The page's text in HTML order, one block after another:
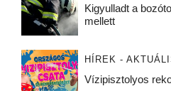
Kigyulladt a
mellett
HÍREK -
Vízipisztolyos